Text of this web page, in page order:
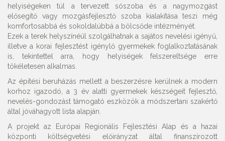
helyiségeken túl a tervezett sószoba és a nagymozgást
elősegítő vagy mozgásfejlesztő szoba kialakítása teszi még
komfortosabbá és sokoldalúbbá a bölcsőde intézményét.
Ezek a terek helyszínéül szolgálhatnak a sajátos nevelési igényű,
illetve a korai fejlesztést igénylő gyermekek foglalkoztatásának
is, tekintettel arra, hogy helyiségek felszereltsége erre
tökéletesen alkalmas.
Az építési beruházás mellett a beszerzésre kerülnek a modern
korhoz igazodó, a 3 év alatti gyermekek készségeit fejlesztő,
nevelés-gondozást támogató eszközök a módszertani szakértő
által jóváhagyott lista alapján.
A projekt az Európai Regionális Fejlesztési Alap és a hazai
központi költségvetési előirányzat által finanszírozott